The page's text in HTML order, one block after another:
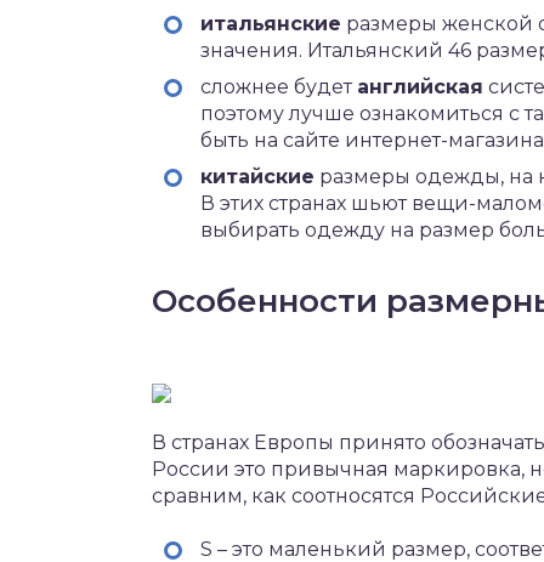
итальянские размеры женской
значения. Итальянский 46
сложнее будет английская
поэтому лучше ознакомиться с
быть на сайте интернет-
китайские размеры одежды, на
В этих странах шьют вещи-
выбирать одежду на размер
Особенности
В странах Европы принято
России это привычная маркировка,
сравним, как соотносятся
S – это маленький размер,